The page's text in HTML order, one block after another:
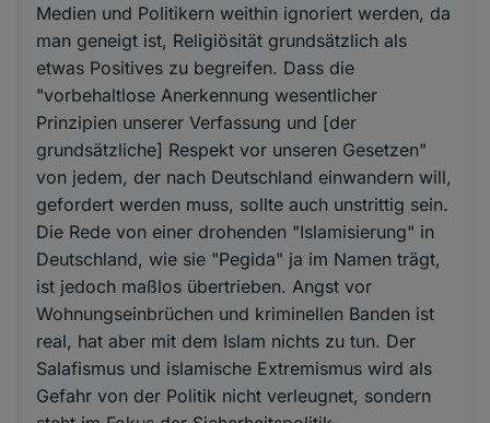
Medien und Politikern weithin ignoriert werden, da
man geneigt ist, Religiösität grundsätzlich als
etwas Positives zu begreifen. Dass die
"vorbehaltlose Anerkennung wesentlicher
Prinzipien unserer Verfassung und [der
grundsätzliche] Respekt vor unseren Gesetzen"
von jedem, der nach Deutschland einwandern will,
gefordert werden muss, sollte auch unstrittig sein.
Die Rede von einer drohenden "Islamisierung" in
Deutschland, wie sie "Pegida" ja im Namen trägt,
ist jedoch maßlos übertrieben. Angst vor
Wohnungseinbrüchen und kriminellen Banden ist
real, hat aber mit dem Islam nichts zu tun. Der
Salafismus und islamische Extremismus wird als
Gefahr von der Politik nicht verleugnet, sondern